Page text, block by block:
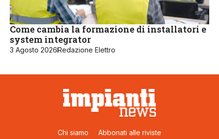
Come cambia la formazione di installatori e
system integrator
3 Agosto 2026 Redazione Elettro
Chi siamo Abbonati alle riviste